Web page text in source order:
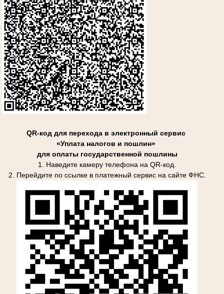
QR-код для перехода в электронный сервис
«Уплата налогов и пошлин»
для оплаты государственной пошлины
1. Наведите камеру телефона на QR-код.
2. Перейдите по ссылке в платежный сервис на сайте ФНС.